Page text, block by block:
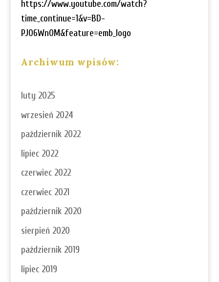
https://www.youtube.com/watch?
time_continue=1&v=BD-
PJ06Wn0M&feature=emb_logo
Archiwum wpisów:
luty 2025
wrzesień 2024
październik 2022
lipiec 2022
czerwiec 2022
czerwiec 2021
październik 2020
sierpień 2020
październik 2019
lipiec 2019